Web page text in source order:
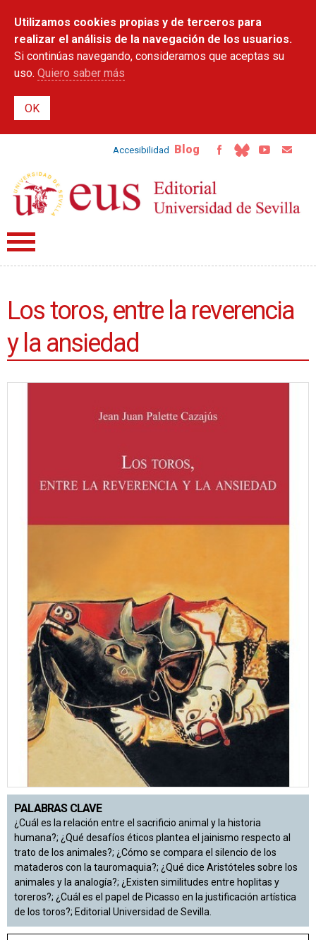
contenido
principal
Utilizamos cookies propias y de terceros para
realizar el análisis de la navegación de los usuarios.
Si continúas navegando, consideramos que aceptas su
uso. Quiero saber más
Accesibilidad Blog
Los toros, entre la reverencia
y la ansiedad
PALABRAS CLAVE
¿Cuál es la relación entre el sacrificio animal y la historia
humana?; ¿Qué desafíos éticos plantea el jainismo respecto al
trato de los animales?; ¿Cómo se compara el silencio de los
mataderos con la tauromaquia?; ¿Qué dice Aristóteles sobre los
animales y la analogía?; ¿Existen similitudes entre hoplitas y
toreros?; ¿Cuál es el papel de Picasso en la justificación artística
de los toros?; Editorial Universidad de Sevilla.